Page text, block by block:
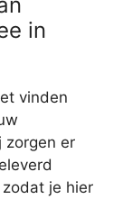
in
vinden
zorgen er
je hier